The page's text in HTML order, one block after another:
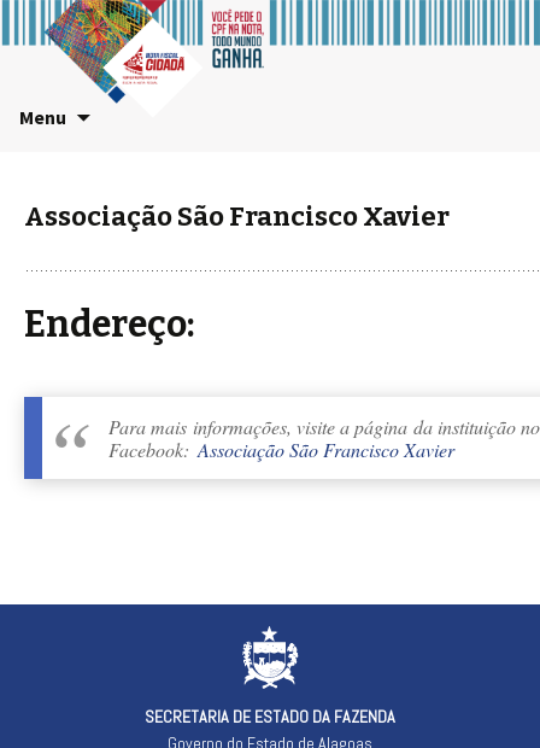
Menu
conteúdo
Associação São Francisco Xavier
Endereço:
Para mais informações, visite a página da instituição no
Facebook: Associação São Francisco Xavier
SECRETARIA DE ESTADO DA FAZENDA
Governo do Estado de Alagoas